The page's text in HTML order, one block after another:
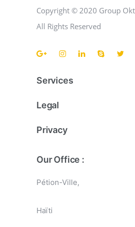
options
may
chosen
the
page
Copyright © 2020 Group
All Rights Reserved
Services
Legal
Privacy
Our Office :
Pétion-Ville,
Haïti